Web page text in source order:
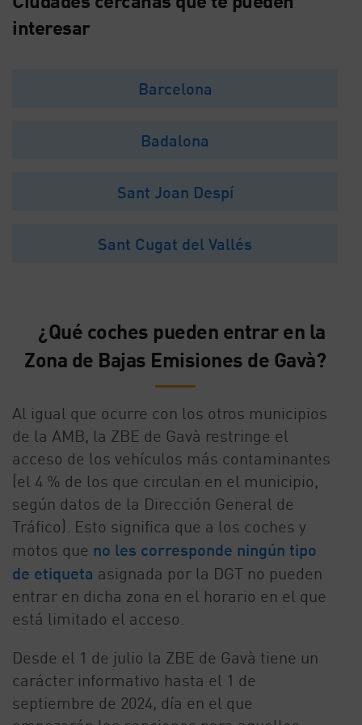
interesar
Barcelona
Badalona
Sant Joan Despí
Sant Cugat del Vallés
¿Qué coches pueden entrar en la
Zona de Bajas Emisiones de Gavà?
Al igual que ocurre con los otros municipios
de la AMB, la ZBE de Gavà restringe el
acceso de los vehículos más contaminantes
(el 4 % de los que circulan en el municipio,
según datos de la Dirección General de
Tráfico). Esto significa que a los coches y
motos que no les corresponde ningún tipo
de etiqueta asignada por la DGT no pueden
entrar en dicha zona en el horario en el que
está limitado el acceso.
Desde el 1 de julio la ZBE de Gavà tiene un
carácter informativo hasta el 1 de
septiembre de 2024, día en el que